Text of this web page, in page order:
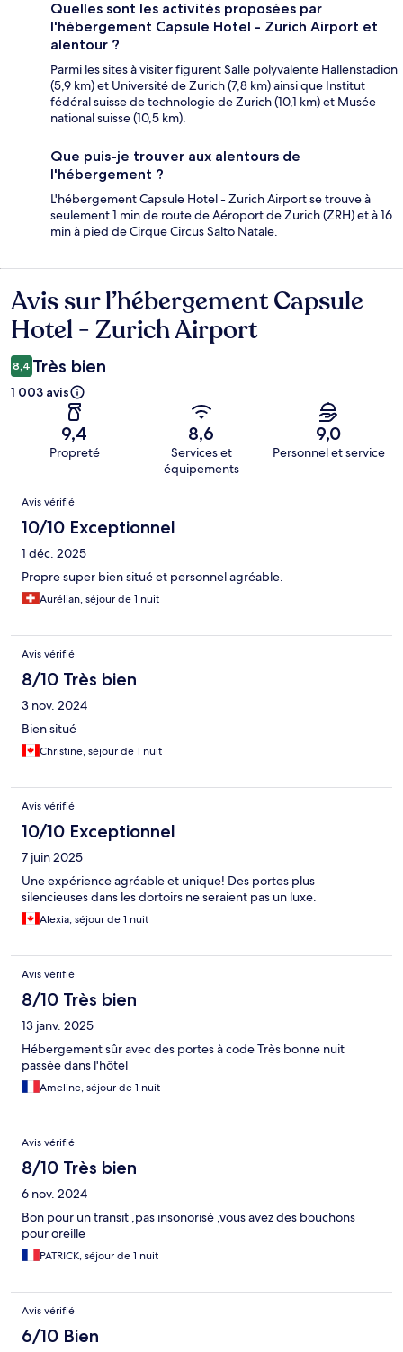
Quelles sont les activités proposées par
l'hébergement Capsule Hotel - Zurich Airport et
alentour ?
Parmi les sites à visiter figurent Salle polyvalente Hallenstadion
(5,9 km) et Université de Zurich (7,8 km) ainsi que Institut
fédéral suisse de technologie de Zurich (10,1 km) et Musée
national suisse (10,5 km).
Que puis-je trouver aux alentours de
l'hébergement ?
L'hébergement Capsule Hotel - Zurich Airport se trouve à
seulement 1 min de route de Aéroport de Zurich (ZRH) et à 16
min à pied de Cirque Circus Salto Natale.
Avis
Avis sur l’hébergement Capsule
Hotel - Zurich Airport
8,4 Très bien
1 003 avis
9,4
Propreté
8,6
Services et
équipements
9,0
Personnel et service
Avis
Avis vérifié
10/10 Exceptionnel
1 déc. 2025
Propre super bien situé et personnel agréable.
Aurélian, séjour de 1 nuit
Avis vérifié
8/10 Très bien
3 nov. 2024
Bien situé
Christine, séjour de 1 nuit
Avis vérifié
10/10 Exceptionnel
7 juin 2025
Une expérience agréable et unique! Des portes plus
silencieuses dans les dortoirs ne seraient pas un luxe.
Alexia, séjour de 1 nuit
Avis vérifié
8/10 Très bien
13 janv. 2025
Hébergement sûr avec des portes à code Très bonne nuit
passée dans l'hôtel
Ameline, séjour de 1 nuit
Avis vérifié
8/10 Très bien
6 nov. 2024
Bon pour un transit ,pas insonorisé ,vous avez des bouchons
pour oreille
PATRICK, séjour de 1 nuit
Avis vérifié
6/10 Bien